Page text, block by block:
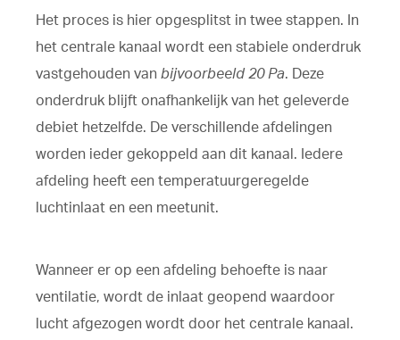
Het proces is hier opgesplitst in twee stappen. In
het centrale kanaal wordt een stabiele onderdruk
vastgehouden van bijvoorbeeld 20 Pa. Deze
onderdruk blijft onafhankelijk van het geleverde
debiet hetzelfde. De verschillende afdelingen
worden ieder gekoppeld aan dit kanaal. Iedere
afdeling heeft een temperatuurgeregelde
luchtinlaat en een meetunit.
Wanneer er op een afdeling behoefte is naar
ventilatie, wordt de inlaat geopend waardoor
lucht afgezogen wordt door het centrale kanaal.